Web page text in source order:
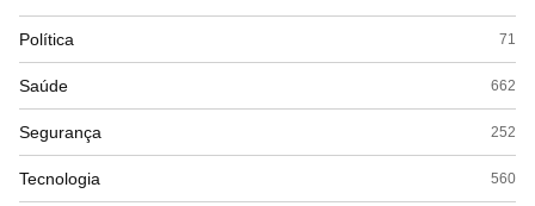
Política 71
Saúde 662
Segurança 252
Tecnologia 560